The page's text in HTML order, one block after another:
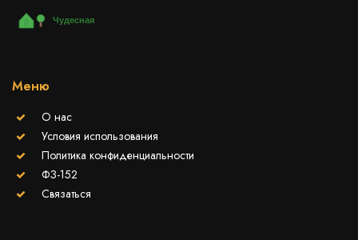
Меню
О нас
Условия использования
Политика конфиденциальности
ФЗ-152
Связаться